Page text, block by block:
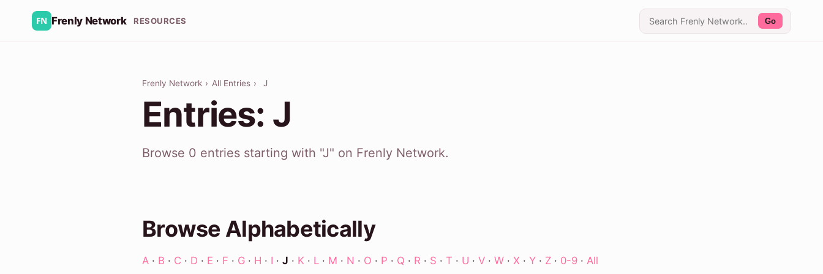
Frenly Network RESOURCES Go
Frenly Network › All Entries › J
Entries: J
Browse 0 entries starting with "J" on Frenly Network.
Browse Alphabetically
A · B · C · D · E · F · G · H · I · J · K · L · M · N · O · P · Q · R · S · T · U · V · W · X · Y · Z · 0-9 · All